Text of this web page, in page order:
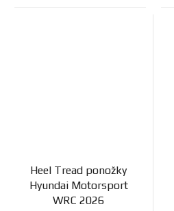
Heel Tread ponožky
Hyundai Motorsport
WRC 2026